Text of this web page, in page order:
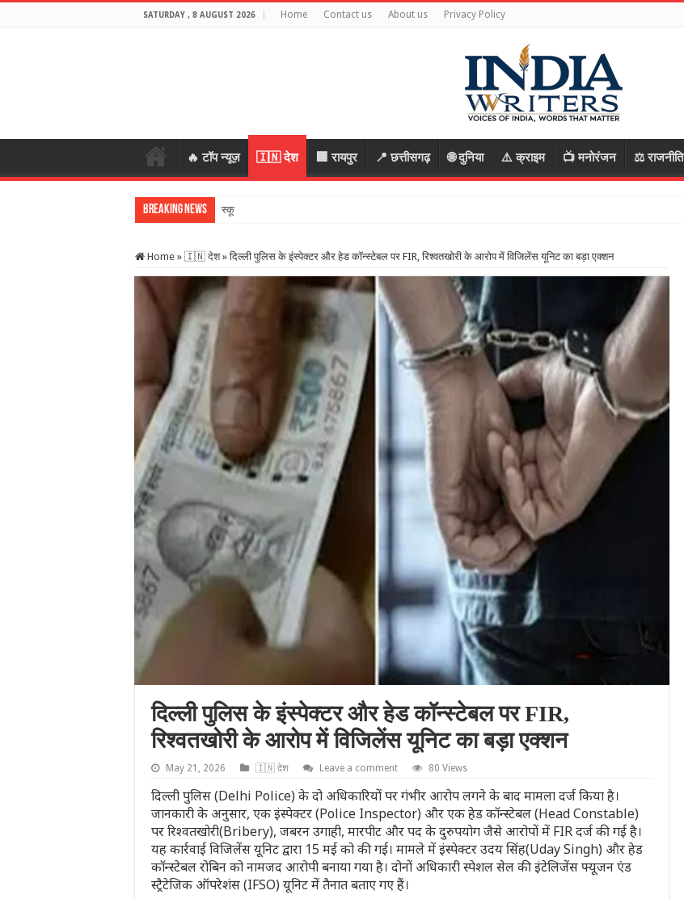
SATURDAY , 8 AUGUST 2026 Home Contact us About us Privacy Policy
🔥 टॉप न्यूज़ 🇮🇳 देश 🏢 रायपुर 📍 छत्तीसगढ़ 🌐 दुनिया ⚠️ क्राइम 📺 मनोरंजन ⚖️ राजनीति
Breaking News स्कूल में शिक्षकों की शराब
Home » 🇮🇳 देश » दिल्ली पुलिस के इंस्पेक्टर और हेड कॉन्स्टेबल पर FIR, रिश्वतखोरी के आरोप में विजिलेंस यूनिट का बड़ा एक्शन
दिल्ली पुलिस के इंस्पेक्टर और हेड कॉन्स्टेबल पर FIR,
रिश्वतखोरी के आरोप में विजिलेंस यूनिट का बड़ा एक्शन
May 21, 2026 🇮🇳 देश Leave a comment 80 Views
दिल्ली पुलिस (Delhi Police) के दो अधिकारियों पर गंभीर आरोप लगने के बाद मामला दर्ज किया है।
जानकारी के अनुसार, एक इंस्पेक्टर (Police Inspector) और एक हेड कॉन्स्टेबल (Head Constable)
पर रिश्वतखोरी(Bribery), जबरन उगाही, मारपीट और पद के दुरुपयोग जैसे आरोपों में FIR दर्ज की गई है।
यह कार्रवाई विजिलेंस यूनिट द्वारा 15 मई को की गई। मामले में इंस्पेक्टर उदय सिंह(Uday Singh) और हेड
कॉन्स्टेबल रोबिन को नामजद आरोपी बनाया गया है। दोनों अधिकारी स्पेशल सेल की इंटेलिजेंस फ्यूजन एंड
स्ट्रैटेजिक ऑपरेशंस (IFSO) यूनिट में तैनात बताए गए हैं।